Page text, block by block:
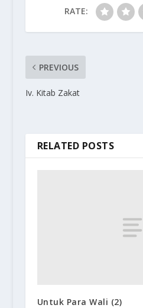
RATE:
PREVIOUS
Iv. Kitab Zakat
RELATED POSTS
Untuk Para Wali (2)